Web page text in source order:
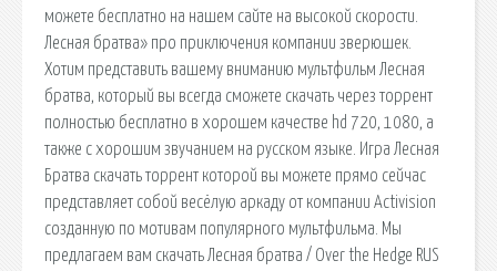
можете бесплатно на нашем сайте на высокой скорости.
Лесная братва» про приключения компании зверюшек.
Хотим представить вашему вниманию мультфильм Лесная
братва, который вы всегда сможете скачать через торрент
полностью бесплатно в хорошем качестве hd 720, 1080, а
также с хорошим звучанием на русском языке. Игра Лесная
Братва скачать торрент которой вы можете прямо сейчас
представляет собой весёлую аркаду от компании Activision
созданную по мотивам популярного мультфильма. Мы
предлагаем вам скачать Лесная братва / Over the Hedge RUS